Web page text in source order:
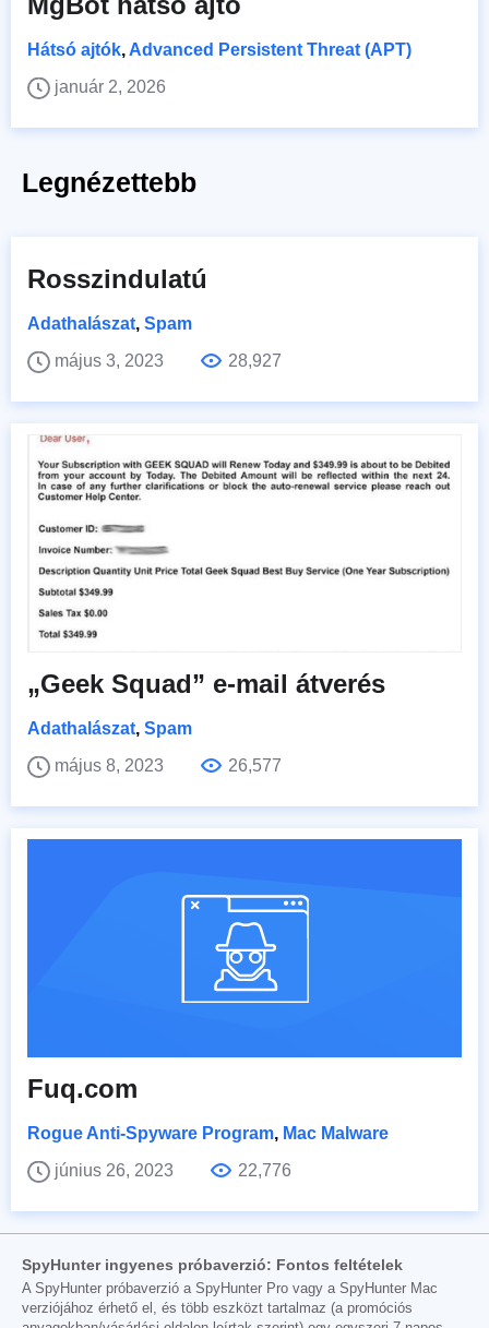
Hátsó ajtók, Advanced Persistent Threat (APT)
január 2, 2026
Legnézettebb
Rosszindulatú
Adathalászat, Spam
május 3, 2023
28,927
„Geek Squad” e-mail átverés
Adathalászat, Spam
május 8, 2023
26,577
Fuq.com
Rogue Anti-Spyware Program, Mac Malware
június 26, 2023
22,776
SpyHunter ingyenes próbaverzió: Fontos feltételek
A SpyHunter próbaverzió a SpyHunter Pro vagy a SpyHunter Mac
verziójához érhető el, és több eszközt tartalmaz (a promóciós